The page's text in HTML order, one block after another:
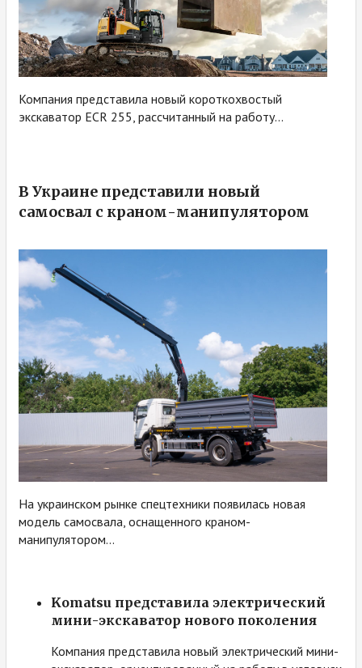
Компания представила новый короткохвостый
экскаватор ECR 255, рассчитанный на работу...
В Украине представили новый
самосвал с краном-манипулятором
На украинском рынке спецтехники появилась новая
модель самосвала, оснащенного краном-
манипулятором...
Komatsu представила электрический
мини-экскаватор нового поколения
Компания представила новый электрический мини-